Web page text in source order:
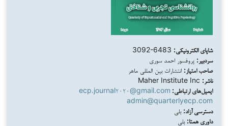
شاپای الکترونیکی: 3092-6483
سردبیر: پروفسور احمد سوری
صاحب امتیاز: انتشارات بین المللی ماهر
ناشر:
ایمیل‌های ارتباطی: ecp.journal۲۰۲۰@gmail.com
admin@quarterlyecp.com
دسترسی آزاد: بلی
داوری همتا: بلی